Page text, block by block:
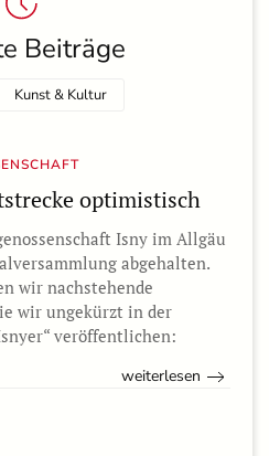
Beiträge
Kunst & Kultur
optimistisch
Isny im Allgäu
abgehalten.
wir nachstehende
wir ungekürzt in der
veröffentlichen:
weiterlesen